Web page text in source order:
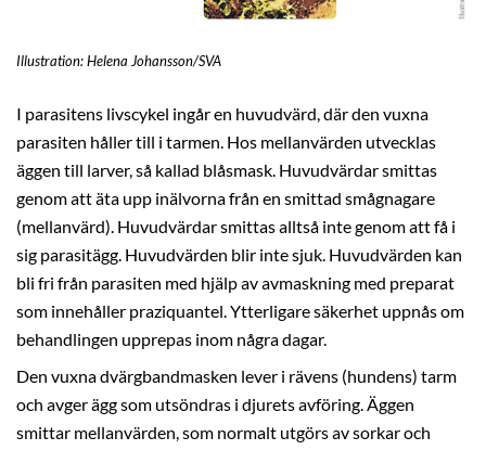
Illustration: Helena Johansson/SVA
I parasitens livscykel ingår en huvudvärd, där den vuxna
parasiten håller till i tarmen. Hos mellanvärden utvecklas
äggen till larver, så kallad blåsmask. Huvudvärdar smittas
genom att äta upp inälvorna från en smittad smågnagare
(mellanvärd). Huvudvärdar smittas alltså inte genom att få i
sig parasitägg. Huvudvärden blir inte sjuk. Huvudvärden kan
bli fri från parasiten med hjälp av avmaskning med preparat
som innehåller praziquantel. Ytterligare säkerhet uppnås om
behandlingen upprepas inom några dagar.
Den vuxna dvärgbandmasken lever i rävens (hundens) tarm
och avger ägg som utsöndras i djurets avföring. Äggen
smittar mellanvärden, som normalt utgörs av sorkar och